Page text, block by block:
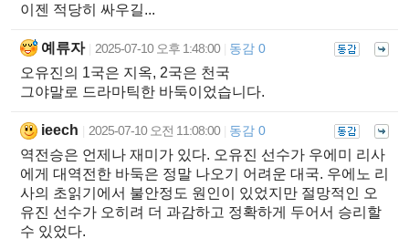
이젠 적당히 싸우길...
예류자 2025-07-10 오후 1:48:00 동감 0
오유진의 1국은 지옥, 2국은 천국
그야말로 드라마틱한 바둑이었습니다.
ieech 2025-07-10 오전 11:08:00 동감 0
역전승은 언제나 재미가 있다. 오유진 선수가 우에미 리사
에게 대역전한 바둑은 정말 나오기 어려운 대국. 우에노 리
사의 초읽기에서 불안정도 원인이 있었지만 절망적인 오
유진 선수가 오히려 더 과감하고 정확하게 두어서 승리할
수 있었다.